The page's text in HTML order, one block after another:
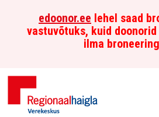
edoonor.ee lehel saad
vastuvõtuks, kuid
ilma